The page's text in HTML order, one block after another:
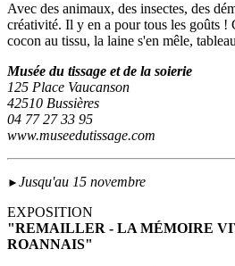
Avec des animaux, des insectes, des
créativité. Il y en a pour tous les goûts !
cocon au tissu, la laine s'en mêle,
Musée du tissage et de la soierie
125 Place Vaucanson
42510 Bussières
04 77 27 33 95
www.museedutissage.com
► Jusqu'au 15 novembre
EXPOSITION
"REMAILLER - LA MÉMOIRE
ROANNAIS"